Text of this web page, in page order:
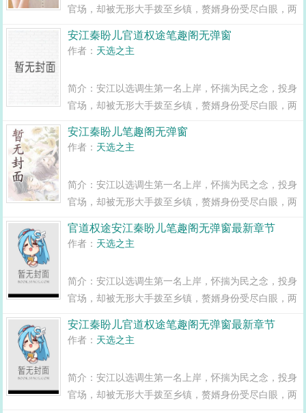
官场，却被无形大手拨至乡镇，赘婿身份受尽白眼，两
变全县最年轻正科级干部且看安江如何一路横空直撞，
安江秦盼儿官道权途笔趣阁无弹窗
作者： 天选之主
简介：安江以选调生第一名上岸，怀揣为民之念，投身
官场，却被无形大手拨至乡镇，赘婿身份受尽白眼，两
变全县最年轻正科级干部且看安江如何一路横空直撞，
安江秦盼儿笔趣阁无弹窗
作者： 天选之主
简介：安江以选调生第一名上岸，怀揣为民之念，投身
官场，却被无形大手拨至乡镇，赘婿身份受尽白眼，两
变全县最年轻正科级干部且看安江如何一路横空直撞，
官道权途安江秦盼儿笔趣阁无弹窗最新章节
作者： 天选之主
简介：安江以选调生第一名上岸，怀揣为民之念，投身
官场，却被无形大手拨至乡镇，赘婿身份受尽白眼，两
变全县最年轻正科级干部且看安江如何一路横空直撞，
安江秦盼儿官道权途笔趣阁无弹窗最新章节
作者： 天选之主
简介：安江以选调生第一名上岸，怀揣为民之念，投身
官场，却被无形大手拨至乡镇，赘婿身份受尽白眼，两